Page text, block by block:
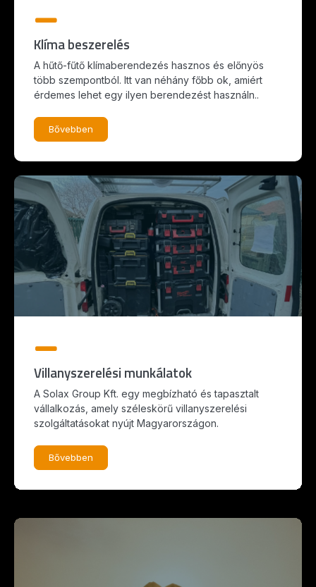
Klíma beszerelés
A hűtő-fűtő klímaberendezés hasznos és előnyös
több szempontból. Itt van néhány főbb ok, amiért
érdemes lehet egy ilyen berendezést használn..
Bővebben
Villanyszerelési munkálatok
A Solax Group Kft. egy megbízható és tapasztalt
vállalkozás, amely széleskörű villanyszerelési
szolgáltatásokat nyújt Magyarországon.
Bővebben